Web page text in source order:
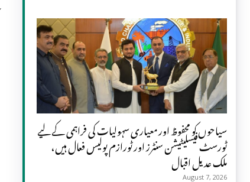
سیاحوں کو محفوظ اور معیاری سہولیات کی فراہمی کے لیے
ٹورسٹ فیسلیٹیشن سنٹرز اور ٹورازم پولیس فعال ہیں،
ملک عدیل اقبال
August 7, 2026